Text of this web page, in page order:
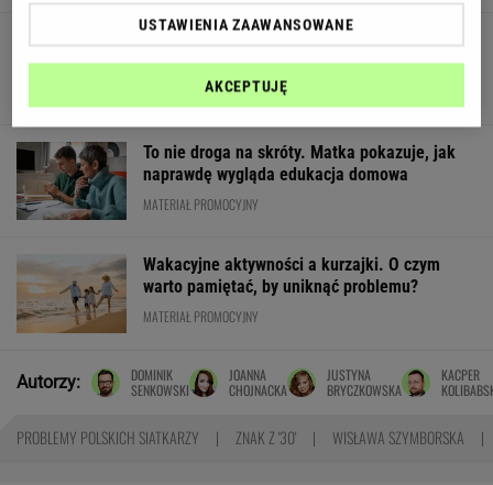
trzecie. Co łączy te osoby?
To nie droga na skróty. Matka pokazuje, jak
naprawdę wygląda edukacja domowa
MATERIAŁ PROMOCYJNY
Wakacyjne aktywności a kurzajki. O czym
warto pamiętać, by uniknąć problemu?
MATERIAŁ PROMOCYJNY
Autorzy:
DOMINIK
SENKOWSKI
JOANNA
CHOJNACKA
JUSTYNA
BRYCZKOWSKA
KACPER
PROBLEMY POLSKICH SIATKARZY ZNAK Z '30' WISŁAWA SZYMBORSKA
USTAWIENIA ZAAWANSOWANE
AKCEPTUJĘ